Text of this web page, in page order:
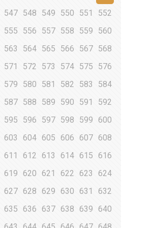
547 548 549 550 551
552
555 556 557 558 559
560
563 564 565 566 567 568
571 572 573 574 575
576
579 580 581 582 583
584
587 588 589 590 591
592
595 596 597 598 599
600
603 604 605 606 607 608
611 612 613 614 615
616
619 620 621 622 623
624
627 628 629 630 631
632
635 636 637 638 639 640